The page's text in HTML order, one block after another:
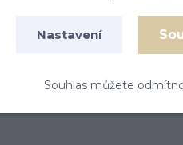
osázené zirkony
září hvězdičky v jejích
povrchová
Nastavení
Souhlas můžete